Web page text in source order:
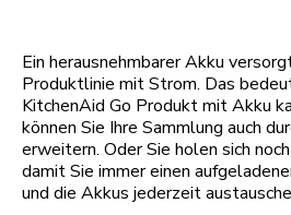
Ein herausnehmbarer Akku
Produktlinie mit Strom. Das
KitchenAid Go Produkt mit Akku
können Sie Ihre Sammlung auch
erweitern. Oder Sie holen sich
damit Sie immer einen
und die Akkus jederzeit